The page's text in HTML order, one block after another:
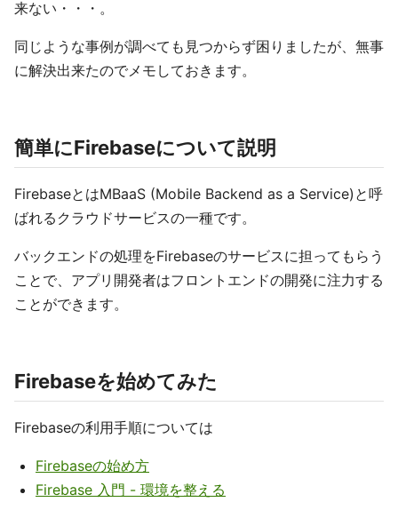
来ない・・・。
同じような事例が調べても見つからず困りましたが、無事
に解決出来たのでメモしておきます。
簡単にFirebaseについて説明
FirebaseとはMBaaS (Mobile Backend as a Service)と呼
ばれるクラウドサービスの一種です。
バックエンドの処理をFirebaseのサービスに担ってもらう
ことで、アプリ開発者はフロントエンドの開発に注力する
ことができます。
Firebaseを始めてみた
Firebaseの利用手順については
Firebaseの始め方
Firebase 入門 - 環境を整える